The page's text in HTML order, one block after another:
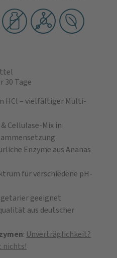
30 Tage
HCl – vielfältiger Multi-
Cellulase-Mix in
Enzyme aus Ananas
für verschiedene pH-
geeignet
aus deutscher
: Unverträglichkeit?
nichts!